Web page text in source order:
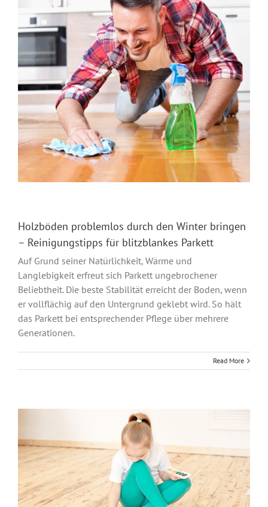
Holzböden problemlos durch den Winter bringen
– Reinigungstipps für blitzblankes Parkett
Auf Grund seiner Natürlichkeit, Wärme und
Langlebigkeit erfreut sich Parkett ungebrochener
Beliebtheit. Die beste Stabilität erreicht der Boden, wenn
er vollflächig auf den Untergrund geklebt wird. So hält
das Parkett bei entsprechender Pflege über mehrere
Generationen.
Read More